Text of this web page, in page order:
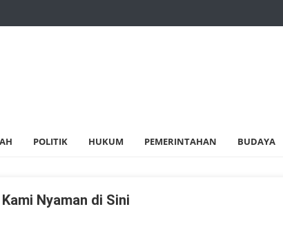
POLITIK HUKUM PEMERINTAHAN BUDAYA
Nyaman di Sini